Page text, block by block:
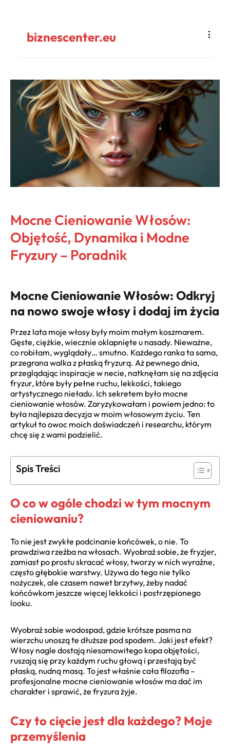
biznescenter.eu
Mocne Cieniowanie Włosów:
Objętość, Dynamika i Modne
Fryzury – Poradnik
Mocne Cieniowanie Włosów: Odkryj
na nowo swoje włosy i dodaj im życia
Przez lata moje włosy były moim małym koszmarem.
Gęste, ciężkie, wiecznie oklapnięte u nasady. Nieważne,
co robiłam, wyglądały… smutno. Każdego ranka ta sama,
przegrana walka z płaską fryzurą. Aż pewnego dnia,
przeglądając inspiracje w necie, natknęłam się na zdjęcia
fryzur, które były pełne ruchu, lekkości, takiego
artystycznego nieładu. Ich sekretem było mocne
cieniowanie włosów. Zaryzykowałam i powiem jedno: to
była najlepsza decyzja w moim włosowym życiu. Ten
artykuł to owoc moich doświadczeń i researchu, którym
chcę się z wami podzielić.
Spis Treści
O co w ogóle chodzi w tym mocnym
cieniowaniu?
To nie jest zwykłe podcinanie końcówek, o nie. To
prawdziwa rzeźba na włosach. Wyobraź sobie, że fryzjer,
zamiast po prostu skracać włosy, tworzy w nich wyraźne,
często głębokie warstwy. Używa do tego nie tylko
nożyczek, ale czasem nawet brzytwy, żeby nadać
końcówkom jeszcze więcej lekkości i postrzępionego
looku.
Wyobraź sobie wodospad, gdzie krótsze pasma na
wierzchu unoszą te dłuższe pod spodem. Jaki jest efekt?
Włosy nagle dostają niesamowitego kopa objętości,
ruszają się przy każdym ruchu głową i przestają być
płaską, nudną masą. To jest właśnie cała filozofia –
profesjonalne mocne cieniowanie włosów ma dać im
charakter i sprawić, że fryzura żyje.
Czy to cięcie jest dla każdego? Moje
przemyślenia